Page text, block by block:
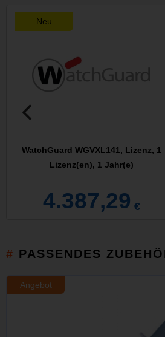
Neu
WatchGuard WGVXL141, Lizenz, 1
Lizenz(en), 1 Jahr(e)
4.387,29 €
PASSENDES
Angebot